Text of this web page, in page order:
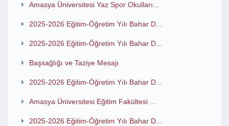
Amasya Üniversitesi Yaz Spor Okulları...
2025-2026 Eğitim-Öğretim Yılı Bahar D...
2025-2026 Eğitim-Öğretim Yılı Bahar D...
Başsağlığı ve Taziye Mesajı
2025-2026 Eğitim-Öğretim Yılı Bahar D...
Amasya Üniversitesi Eğitim Fakültesi ...
2025-2026 Eğitim-Öğretim Yılı Bahar D...